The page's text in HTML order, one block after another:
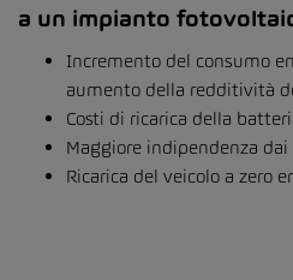
a un impianto
Incremento del consumo
aumento della redditività
Costi di ricarica della
Maggiore indipendenza
Ricarica del veicolo a zero